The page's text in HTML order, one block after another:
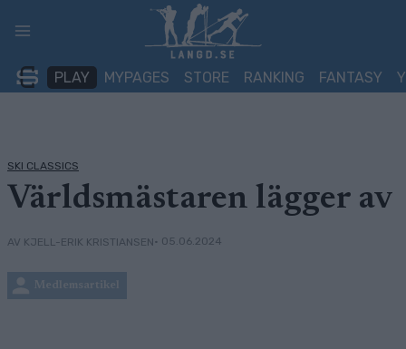
PLAY MYPAGES STORE RANKING FANTASY
SKI CLASSICS
Världsmästaren lägger av
AV KJELL-ERIK KRISTIANSEN• 05.06.2024
Medlemsartikel